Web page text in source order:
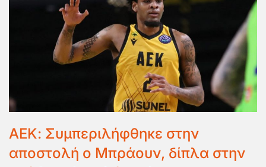
ΑΕΚ: Συμπεριλήφθηκε στην
αποστολή ο Μπράουν, δίπλα στην